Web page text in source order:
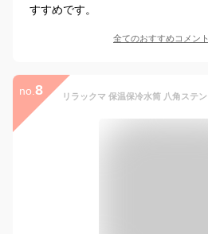
すすめです。
全てのおすすめコメント
no. 8